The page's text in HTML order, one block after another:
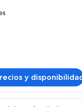
y
familiar, no fumadores,